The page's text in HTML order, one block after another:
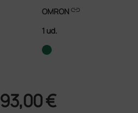
OMRONlink
1 ud.
93,00 €